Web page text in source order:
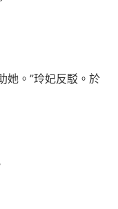
。”玲妃反駁。於